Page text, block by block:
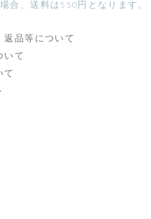
合、送料は550円となります。
返品等について
いて
て